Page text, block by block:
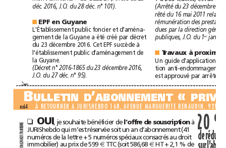
20%
de
déc.
2016, J.O. du 28 déc. n°
■ EPF en Guyane
L'Établissement public foncier et
d'aména-
gement
de la Guyane a été créé par
décret
du
23décembre 2016. Cet EPF succède à
l'établissement public d'aménagement
de
la
Guyane.
(Décret n°2016-1865 du 23décembre
2016,
J.O.
du 27 déc. n°95).
(Arrêté du 23décembre
rêté
du 16mai 2011
rémunération des
dues par la
direction
publiques,
J.O. du 1 er
Travaux à
Un guide d'application
tion
est
approuvé par arrêté
B ULLETIND’ ABONNEMENT «
❑ OUI, je souhaite bénéficier de l’offre de souscriptionà
JURIShebdo qui m’est réservée soit un an d’abonnement (41
numéros de la lettre+5 numéros spéciaux consacrés au
droit
immobilier)
au prix de 599 € TTC (soit 586,68 € HT+ 2,1% de
À RETOURNER A JURISHEBDO 168, AVENUE MARGUERITE RENAUDIN,
ns64
3
4
6
2
4
0
0
1
7
N
AN
R
RE
✁